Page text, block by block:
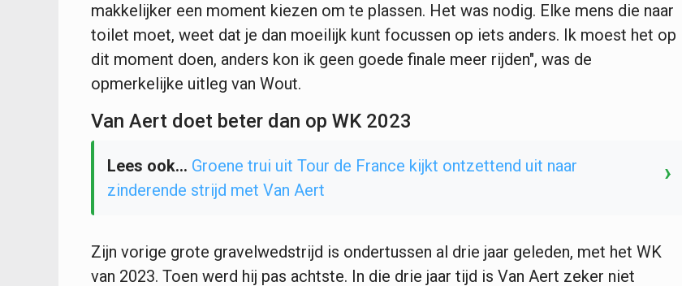
makkelijker een moment kiezen om te plassen. Het was nodig. Elke mens die naar
toilet moet, weet dat je dan moeilijk kunt focussen op iets anders. Ik moest het op
dit moment doen, anders kon ik geen goede finale meer rijden", was de
opmerkelijke uitleg van Wout.
Van Aert doet beter dan op WK 2023
Lees ook... Groene trui uit Tour de France kijkt ontzettend uit naar
zinderende strijd met Van Aert
›
Zijn vorige grote gravelwedstrijd is ondertussen al drie jaar geleden, met het WK
van 2023. Toen werd hij pas achtste. In die drie jaar tijd is Van Aert zeker niet